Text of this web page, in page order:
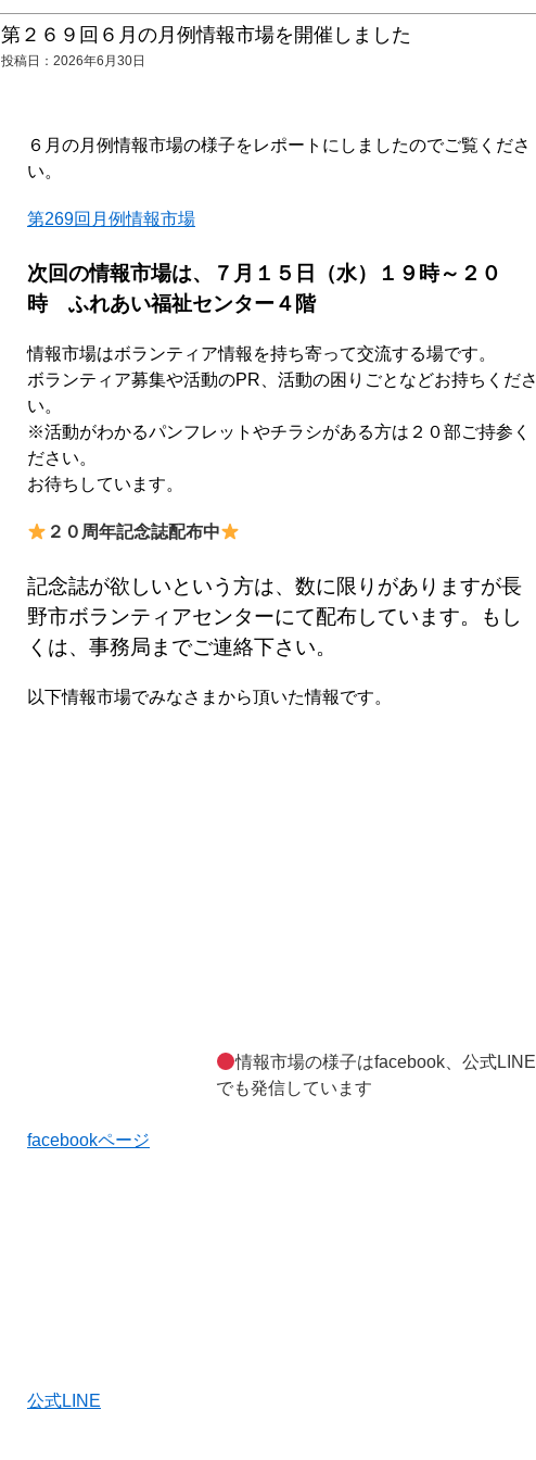
第２６９回６月の月例情報市場を開催しました
投稿日： 2026年6月30日
６月の月例情報市場の様子をレポートにしましたのでご覧くださ
い。
第269回月例情報市場
次回の情報市場は、７ 月１５日（水）１９時～２０
時 ふれあい福祉センター４階
情報市場はボランティア情報を持ち寄って交流する場です。
ボランティア募集や活動のPR、活動の困りごとなどお持ちくださ
い。
※活動がわかるパンフレットやチラシがある方は２０部ご持参く
ださい。
お待ちしています。
２０周年記念誌配布中
記念誌が欲しいという方は、数に限りがありますが長
野市ボランティアセンターにて配布しています。もし
くは、事務局までご連絡下さい。
以下情報市場でみなさまから頂いた情報です。
情報市場の様子はfacebook、公式LINE
でも発信しています
facebookページ
公式LINE